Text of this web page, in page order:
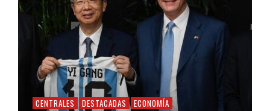
CENTRALES DESTACADAS ECONOMÍA